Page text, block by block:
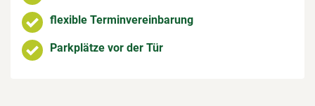
flexible Terminvereinbarung
Parkplätze vor der Tür